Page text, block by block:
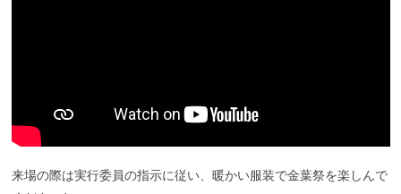
来場の際は実行委員の指示に従い、暖かい服装で金葉祭を楽しんで